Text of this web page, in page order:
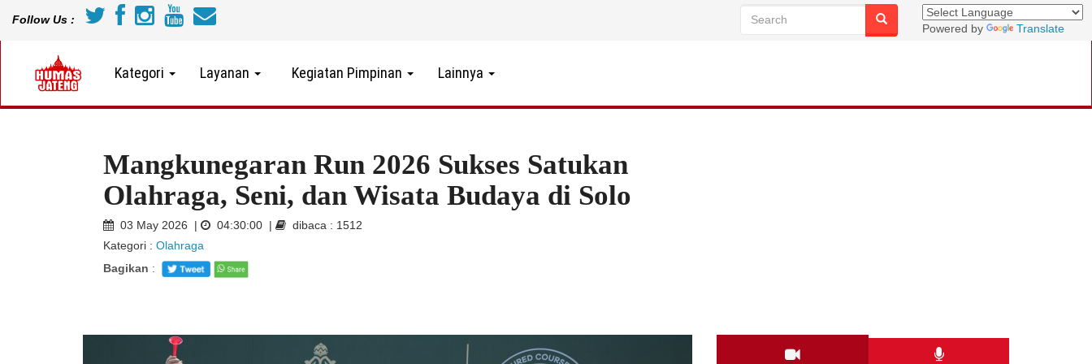
Follow Us :
Powered by Translate
Kategori Layanan Kegiatan Pimpinan Lainnya
Mangkunegaran Run 2026 Sukses Satukan
Olahraga, Seni, dan Wisata Budaya di Solo
03 May 2026 | 04:30:00 |
dibaca : 1512
Kategori : Olahraga
Bagikan :